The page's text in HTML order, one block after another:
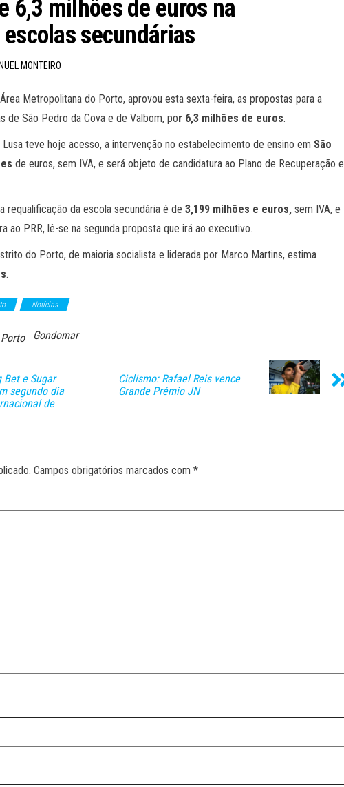
6,3 milhões de euros na
secundárias
MONTEIRO
Metropolitana do Porto, aprovou esta sexta-feira, as propostas para a
de São Pedro da Cova e de Valbom, por 6,3 milhões de euros.
teve hoje acesso, a intervenção no estabelecimento de ensino em São
de euros, sem IVA, e será objeto de candidatura ao Plano de Recuperação e
requalificação da escola secundária é de 3,199 milhões e euros, sem IVA, e
ao PRR, lê-se na segunda proposta que irá ao executivo.
do Porto, de maioria socialista e liderada por Marco Martins, estima
.
Notícias
Gondomar
Bet e Sugar
segundo dia
de
Ciclismo: Rafael Reis vence
Grande Prémio JN
Campos obrigatórios marcados com *